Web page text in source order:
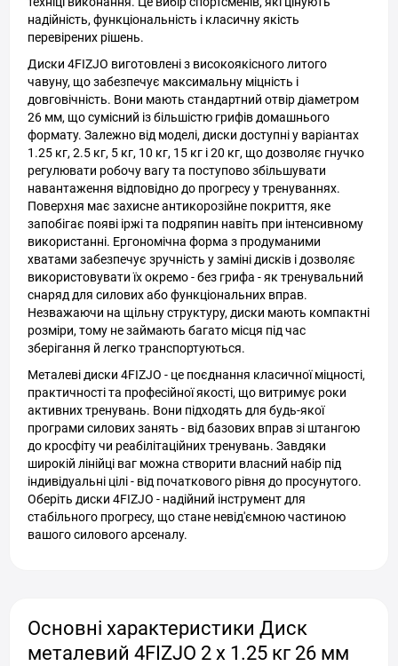
надійність, функціональність і класичну якість
перевірених рішень.
Диски 4FIZJO виготовлені з високоякісного литого
чавуну, що забезпечує максимальну міцність і
довговічність. Вони мають стандартний отвір діаметром
26 мм, що сумісний із більшістю грифів домашнього
формату. Залежно від моделі, диски доступні у варіантах
1.25 кг, 2.5 кг, 5 кг, 10 кг, 15 кг і 20 кг, що дозволяє гнучко
регулювати робочу вагу та поступово збільшувати
навантаження відповідно до прогресу у тренуваннях.
Поверхня має захисне антикорозійне покриття, яке
запобігає появі іржі та подряпин навіть при інтенсивному
використанні. Ергономічна форма з продуманими
хватами забезпечує зручність у заміні дисків і дозволяє
використовувати їх окремо - без грифа - як тренувальний
снаряд для силових або функціональних вправ.
Незважаючи на щільну структуру, диски мають компактні
розміри, тому не займають багато місця під час
зберігання й легко транспортуються.
Металеві диски 4FIZJO - це поєднання класичної міцності,
практичності та професійної якості, що витримує роки
активних тренувань. Вони підходять для будь-якої
програми силових занять - від базових вправ зі штангою
до кросфіту чи реабілітаційних тренувань. Завдяки
широкій лінійці ваг можна створити власний набір під
індивідуальні цілі - від початкового рівня до просунутого.
Оберіть диски 4FIZJO - надійний інструмент для
стабільного прогресу, що стане невід'ємною частиною
вашого силового арсеналу.
Основні характеристики Диск
металевий 4FIZJO 2 x 1.25 кг 26 мм